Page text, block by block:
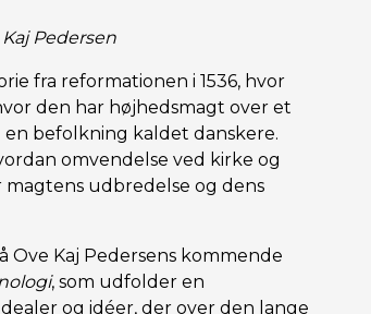
Pedersen
fra reformationen i 1536, hvor
den har højhedsmagt over et
befolkning kaldet danskere.
omvendelse ved kirke og
udbredelse og dens
Kaj Pedersens kommende
, som udfolder en
og idéer, der over den lange